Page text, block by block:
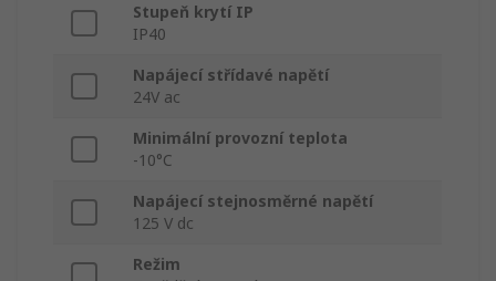
Stupeň krytí IP
IP40
Napájecí střídavé napětí
24V ac
Minimální provozní teplota
-10°C
Napájecí stejnosměrné napětí
125 V dc
Režim